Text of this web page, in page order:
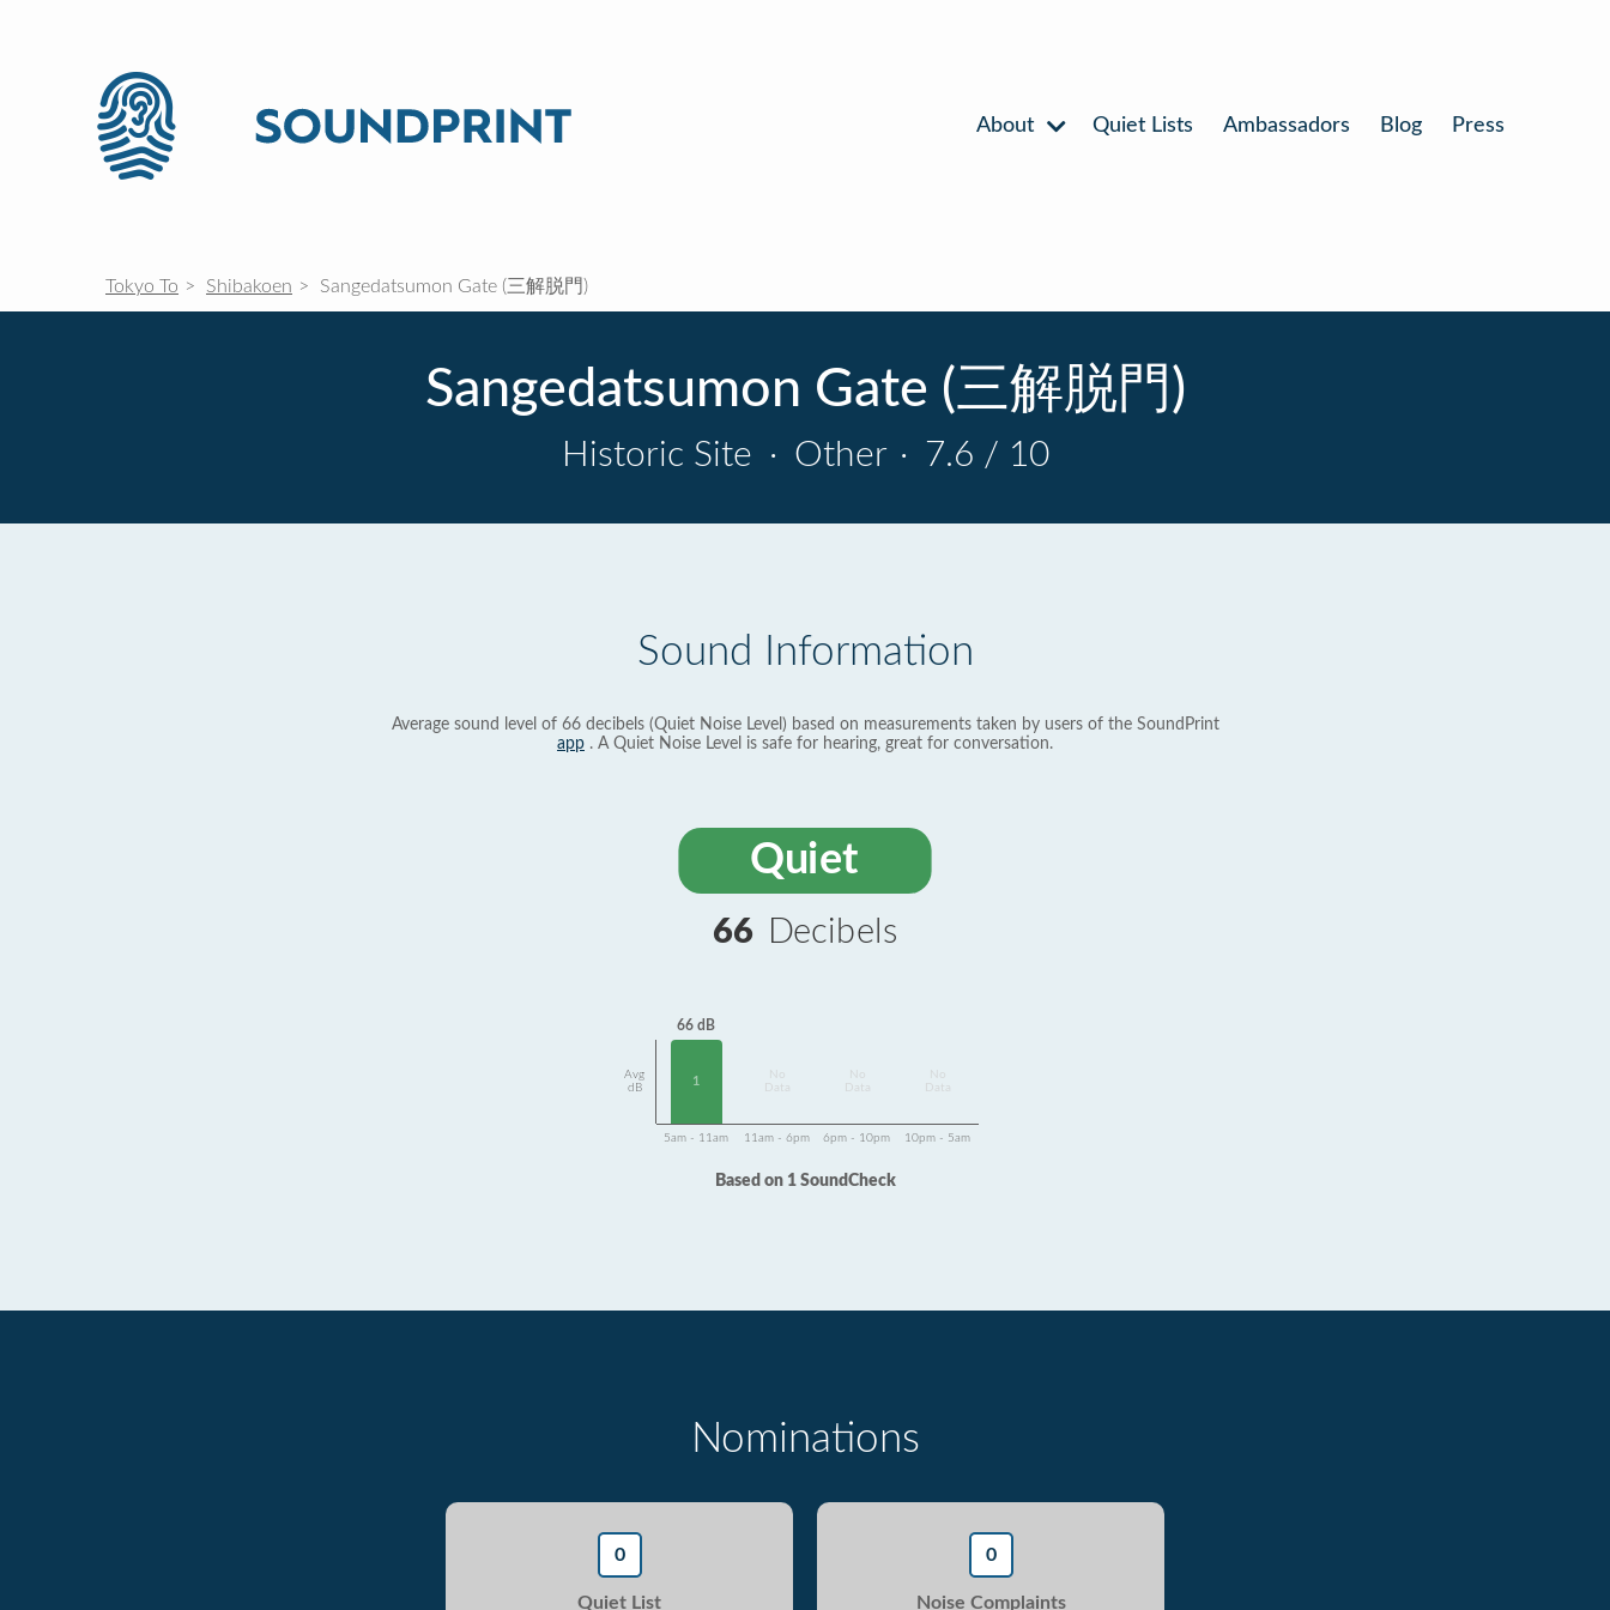
About Quiet Lists Ambassadors Blog Press
Tokyo To Shibakoen Sangedatsumon Gate (三解脱門)
Sangedatsumon Gate (三解脱門)
Historic Site · Other · 7.6 / 10
Sound Information
Average sound level of 66 decibels (Quiet Noise Level) based on measurements taken by users of the SoundPrint
app . A Quiet Noise Level is safe for hearing, great for conversation.
Quiet
66 Decibels
Avg
dB
66 dB
1
Data
Data
Data
5am - 11am 11am - 6pm 6pm - 10pm 10pm - 5am
Based on 1 SoundCheck
Nominations
0
Quiet List
0
Noise Complaints